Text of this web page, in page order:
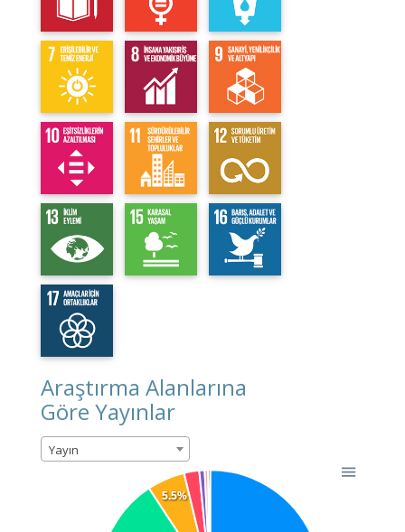
Araştırma Alanlarına
Göre Yayınlar
Yayın
5.5%